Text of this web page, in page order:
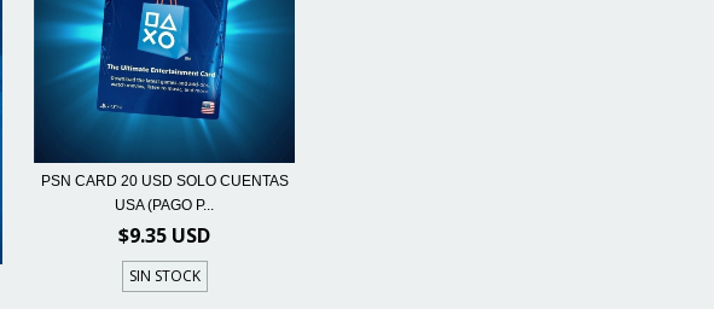
PSN CARD 20 USD SOLO CUENTAS
USA (PAGO P...
$9.35 USD
SIN STOCK